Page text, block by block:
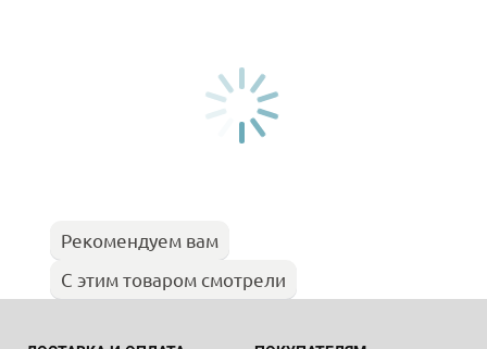
Рекомендуем вам
С этим товаром смотрели